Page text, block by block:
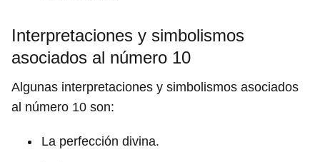
Interpretaciones y simbolismos
asociados al número 10
Algunas interpretaciones y simbolismos asociados
al número 10 son:
La perfección divina.